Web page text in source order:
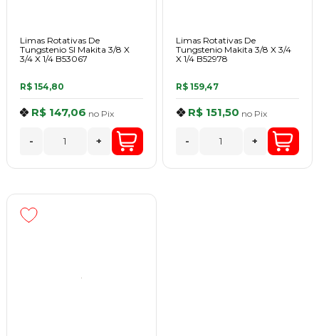
Limas Rotativas De
Tungstenio Sl Makita 3/8 X
3/4 X 1/4 B53067
R$ 154,80
R$ 147,06 no Pix
- +
Limas Rotativas De
Tungstenio Makita 3/8 X 3/4
X 1/4 B52978
R$ 159,47
R$ 151,50 no Pix
- +